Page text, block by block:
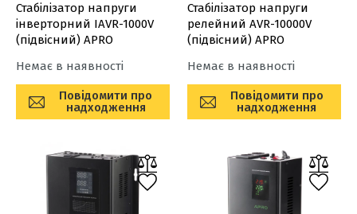
Стабілізатор напруги
інверторний IAVR-1000V
(підвісний) APRO
Немає в наявності
Повідомити про
надходження
Стабілізатор напруги
релейний AVR-10000V
(підвісний) APRO
Немає в наявності
Повідомити про
надходження